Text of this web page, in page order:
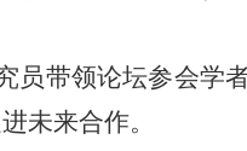
员带领论坛参会学
未来合作。